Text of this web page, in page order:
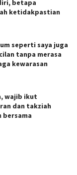
betapa
ketidakpastian
seperti saya juga
tanpa merasa
kewarasan
wajib ikut
dan takziah
bersama